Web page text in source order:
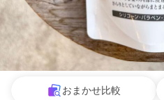
おまかせ比較